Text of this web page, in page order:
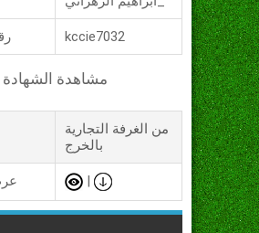
kccie7032
مشاهدة الشهادة
من الغرفة التجارية
بالخرج